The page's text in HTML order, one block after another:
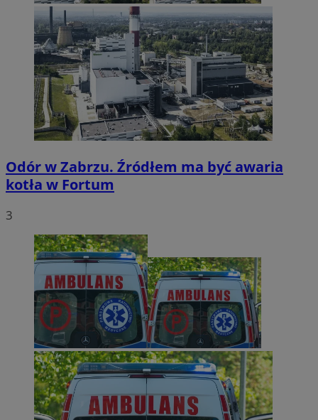
Odór w Zabrzu. Źródłem ma być awaria
kotła w Fortum
3